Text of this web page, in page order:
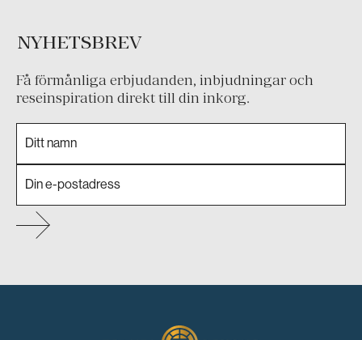
NYHETSBREV
Få förmånliga erbjudanden, inbjudningar och
reseinspiration direkt till din inkorg.